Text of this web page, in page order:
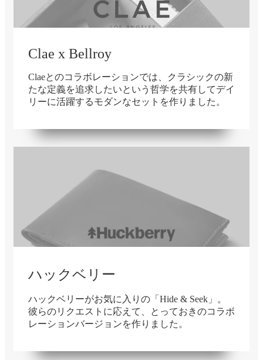
Clae x Bellroy
Claeとのコラボレーションでは、クラシックの新
たな定義を追求したいという哲学を共有してデイ
リーに活躍するモダンなセットを作りました。
ハックベリー
ハックベリーがお気に入りの「Hide & Seek」。
彼らのリクエストに応えて、とっておきのコラボ
レーションバージョンを作りました。